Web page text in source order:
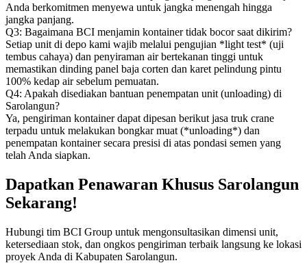
Anda berkomitmen menyewa untuk jangka menengah hingga
jangka panjang.
Q3: Bagaimana BCI menjamin kontainer tidak bocor saat dikirim?
Setiap unit di depo kami wajib melalui pengujian *light test* (uji
tembus cahaya) dan penyiraman air bertekanan tinggi untuk
memastikan dinding panel baja corten dan karet pelindung pintu
100% kedap air sebelum pemuatan.
Q4: Apakah disediakan bantuan penempatan unit (unloading) di
Sarolangun?
Ya, pengiriman kontainer dapat dipesan berikut jasa truk crane
terpadu untuk melakukan bongkar muat (*unloading*) dan
penempatan kontainer secara presisi di atas pondasi semen yang
telah Anda siapkan.
Dapatkan Penawaran Khusus Sarolangun
Sekarang!
Hubungi tim BCI Group untuk mengonsultasikan dimensi unit,
ketersediaan stok, dan ongkos pengiriman terbaik langsung ke lokasi
proyek Anda di Kabupaten Sarolangun.